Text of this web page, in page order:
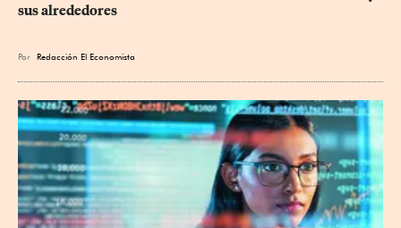
sus alrededores
Por Redacción El Economista